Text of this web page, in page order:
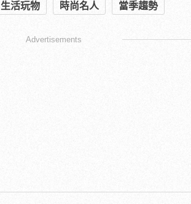
生活玩物 時尚名人 當季趨勢
Advertisements